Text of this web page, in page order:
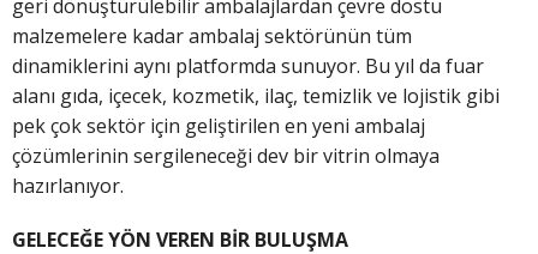
geri dönüştürülebilir ambalajlardan çevre dostu
malzemelere kadar ambalaj sektörünün tüm
dinamiklerini aynı platformda sunuyor. Bu yıl da fuar
alanı gıda, içecek, kozmetik, ilaç, temizlik ve lojistik gibi
pek çok sektör için geliştirilen en yeni ambalaj
çözümlerinin sergileneceği dev bir vitrin olmaya
hazırlanıyor.
GELECEĞE YÖN VEREN BİR BULUŞMA